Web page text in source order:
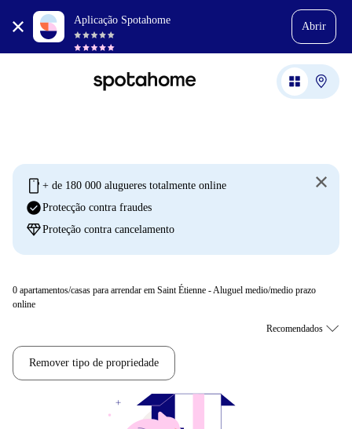
Aplicação Spotahome
Abrir
mobile + de 180 000 alugueres totalmente online
check_circleProtecção contra fraudes
diamondProteção contra cancelamento
0 apartamentos/casas para arrendar em Saint Étienne - Aluguel medio/medio prazo
online
Remover tipo de propriedade